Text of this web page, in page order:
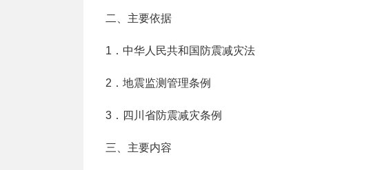
二、主要依据
1．中华人民共和国防震减灾法
2．地震监测管理条例
3．四川省防震减灾条例
三、主要内容